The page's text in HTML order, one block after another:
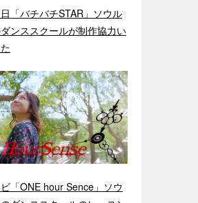
「バチバチSTAR」ソウル
ンススクールが制作協力い
「ONE hour Sence」ソウ